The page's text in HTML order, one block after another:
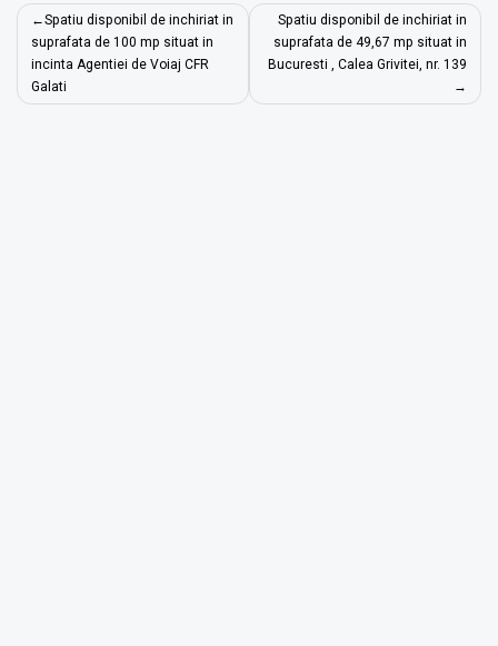
Navigare
în
articole
Spatiu disponibil de inchiriat in
suprafata de 100 mp situat in
incinta Agentiei de Voiaj CFR
Galati
Spatiu disponibil de inchiriat in
suprafata de 49,67 mp situat in
Bucuresti , Calea Grivitei, nr. 139